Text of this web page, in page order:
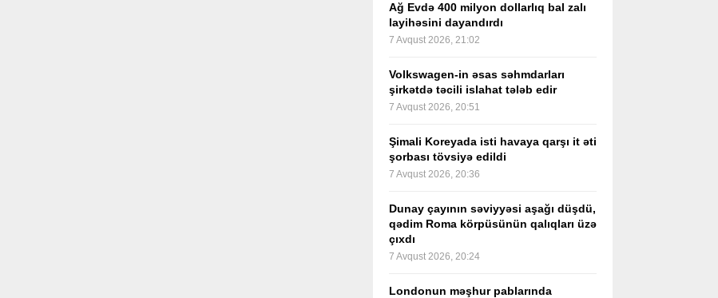
Ağ Evdə 400 milyon dollarlıq bal zalı
layihəsini dayandırdı
7 Avqust 2026, 21:02
Volkswagen-in əsas səhmdarları
şirkətdə təcili islahat tələb edir
7 Avqust 2026, 20:51
Şimali Koreyada isti havaya qarşı it əti
şorbası tövsiyə edildi
7 Avqust 2026, 20:36
Dunay çayının səviyyəsi aşağı düşdü,
qədim Roma körpüsünün qalıqları üzə
çıxdı
7 Avqust 2026, 20:24
Londonun məşhur pablarında